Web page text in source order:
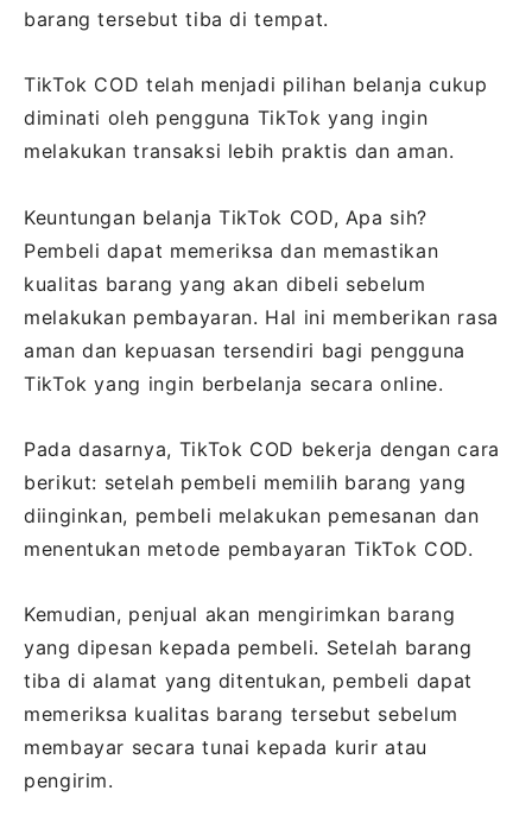
barang tersebut tiba di tempat.
TikTok COD telah menjadi pilihan belanja cukup
diminati oleh pengguna TikTok yang ingin
melakukan transaksi lebih praktis dan aman.
Keuntungan belanja TikTok COD, Apa sih?
Pembeli dapat memeriksa dan memastikan
kualitas barang yang akan dibeli sebelum
melakukan pembayaran. Hal ini memberikan rasa
aman dan kepuasan tersendiri bagi pengguna
TikTok yang ingin berbelanja secara online.
Pada dasarnya, TikTok COD bekerja dengan cara
berikut: setelah pembeli memilih barang yang
diinginkan, pembeli melakukan pemesanan dan
menentukan metode pembayaran TikTok COD.
Kemudian, penjual akan mengirimkan barang
yang dipesan kepada pembeli. Setelah barang
tiba di alamat yang ditentukan, pembeli dapat
memeriksa kualitas barang tersebut sebelum
membayar secara tunai kepada kurir atau
pengirim.